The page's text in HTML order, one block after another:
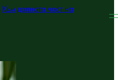
Към долната част на